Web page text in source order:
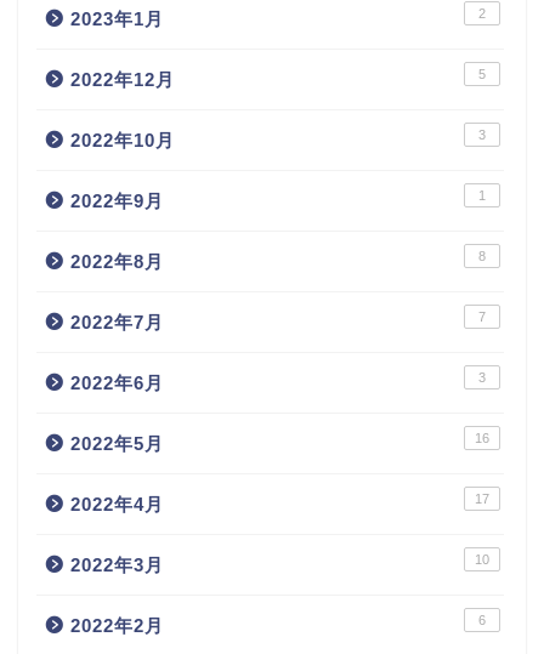
2023年1月 2
2022年12月 5
2022年10月 3
2022年9月 1
2022年8月 8
2022年7月 7
2022年6月 3
2022年5月 16
2022年4月 17
2022年3月 10
2022年2月 6